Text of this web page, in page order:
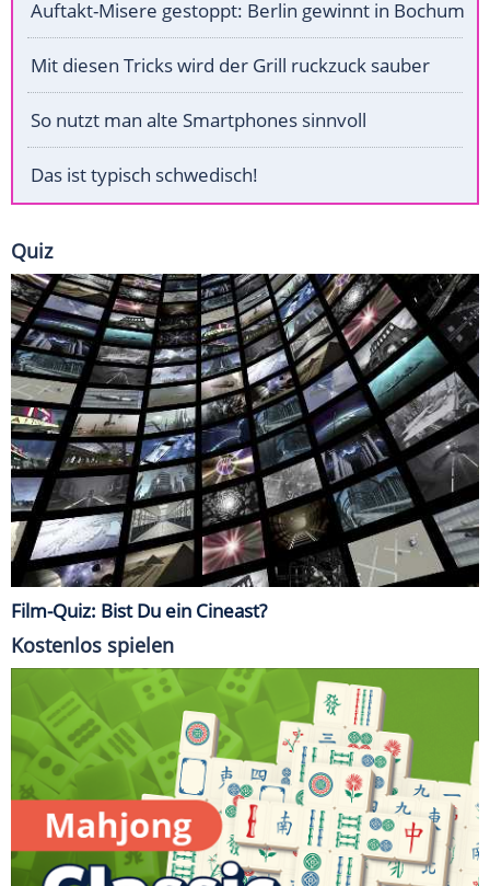
Auftakt-Misere gestoppt: Berlin gewinnt in Bochum
Mit diesen Tricks wird der Grill ruckzuck sauber
So nutzt man alte Smartphones sinnvoll
Das ist typisch schwedisch!
Quiz
Film-Quiz: Bist Du ein Cineast?
Kostenlos spielen